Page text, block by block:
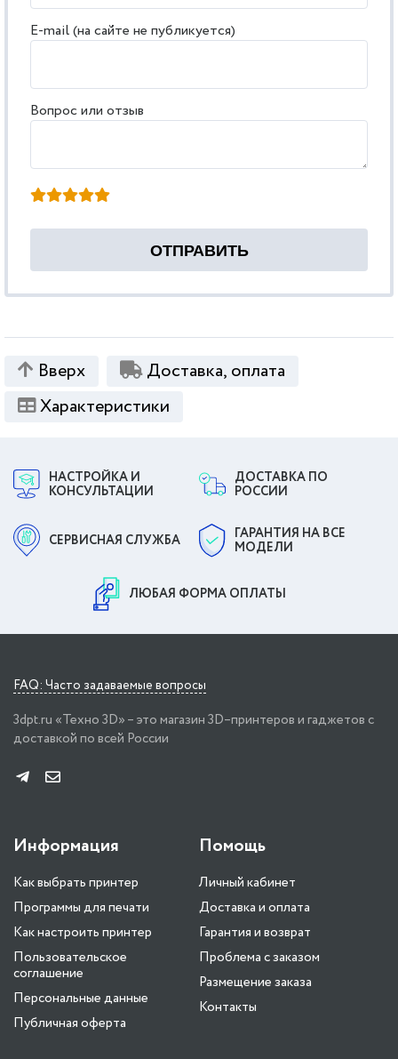
E-mail (на сайте не публикуется)
Вопрос или отзыв
Вверх
Доставка, оплата
Характеристики
НАСТРОЙКА И
КОНСУЛЬТАЦИИ
ДОСТАВКА ПО
РОССИИ
СЕРВИСНАЯ СЛУЖБА
ГАРАНТИЯ НА ВСЕ
МОДЕЛИ
ЛЮБАЯ ФОРМА ОПЛАТЫ
FAQ: Часто задаваемые вопросы
3dpt.ru «Техно 3D» – это магазин 3D–принтеров и гаджетов с
доставкой по всей России
Информация
Как выбрать принтер
Программы для печати
Как настроить принтер
Пользовательское
соглашение
Персональные данные
Публичная оферта
Помощь
Личный кабинет
Доставка и оплата
Гарантия и возврат
Проблема с заказом
Размещение заказа
Контакты